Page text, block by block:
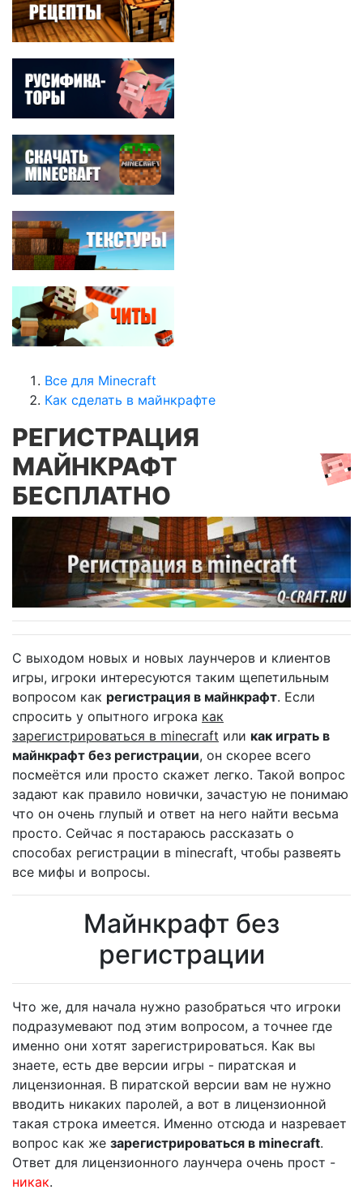
Все для Minecraft
Как сделать в майнкрафте
РЕГИСТРАЦИЯ
МАЙНКРАФТ
БЕСПЛАТНО
С выходом новых и новых лаунчеров и клиентов
игры, игроки интересуются таким щепетильным
вопросом как регистрация в майнкрафт. Если
спросить у опытного игрока как
зарегистрироваться в minecraft или как играть в
майнкрафт без регистрации, он скорее всего
посмеётся или просто скажет легко. Такой вопрос
задают как правило новички, зачастую не понимаю
что он очень глупый и ответ на него найти весьма
просто. Сейчас я постараюсь рассказать о
способах регистрации в minecraft, чтобы развеять
все мифы и вопросы.
Майнкрафт без
регистрации
Что же, для начала нужно разобраться что игроки
подразумевают под этим вопросом, а точнее где
именно они хотят зарегистрироваться. Как вы
знаете, есть две версии игры - пиратская и
лицензионная. В пиратской версии вам не нужно
вводить никаких паролей, а вот в лицензионной
такая строка имеется. Именно отсюда и назревает
вопрос как же зарегистрироваться в minecraft.
Ответ для лицензионного лаунчера очень прост -
никак.